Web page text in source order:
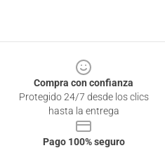
Compra con confianza
Protegido 24/7 desde los clics
hasta la entrega
Pago 100% seguro